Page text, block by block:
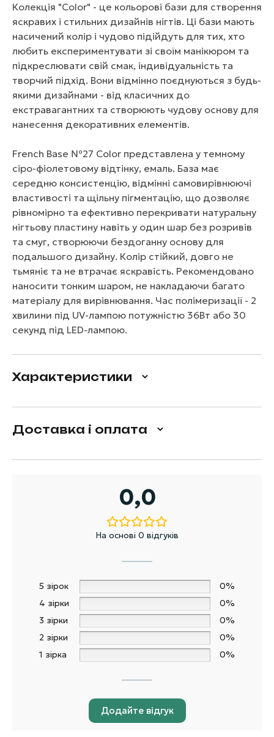
Колекція "Color" - це кольорові бази для створення
яскравих і стильних дизайнів нігтів. Ці бази мають
насичений колір і чудово підійдуть для тих, хто
любить експериментувати зі своїм манікюром та
підкреслювати свій смак, індивідуальність та
творчий підхід. Вони відмінно поєднуються з будь-
якими дизайнами - від класичних до
екстравагантних та створюють чудову основу для
нанесення декоративних елементів.
French Base №27 Color представлена у темному
сіро-фіолетовому відтінку, емаль. База має
середню консистенцію, відмінні самовирівнюючі
властивості та щільну пігментацію, що дозволяє
рівномірно та ефективно перекривати натуральну
нігтьову пластину навіть у один шар без розривів
та смуг, створюючи бездоганну основу для
подальшого дизайну. Колір стійкий, довго не
тьмяніє та не втрачає яскравість. Рекомендовано
наносити тонким шаром, не накладаючи багато
матеріалу для вирівнювання. Час полімеризації - 2
хвилини під UV-лампою потужністю 36Вт або 30
секунд під LED-лампою.
Характеристики
Доставка і оплата
0,0
На основі 0 відгуків
5 зірок
0%
4 зірки
0%
3 зірки
0%
2 зірки
0%
1 зірка
0%
Додайте відгук